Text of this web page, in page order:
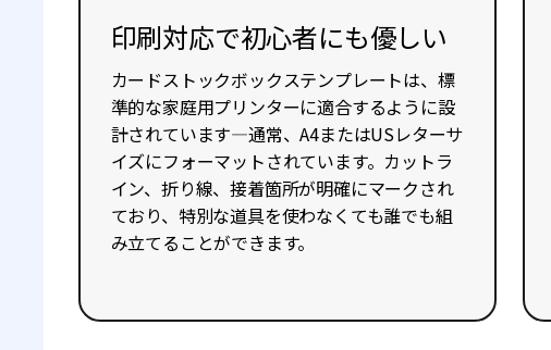
印刷対応で初心者にも優しい
カードストックボックステンプレートは、標
準的な家庭用プリンターに適合するように設
計されています—通常、A4またはUSレターサ
イズにフォーマットされています。カットラ
イン、折り線、接着箇所が明確にマークされ
ており、特別な道具を使わなくても誰でも組
み立てることができます。